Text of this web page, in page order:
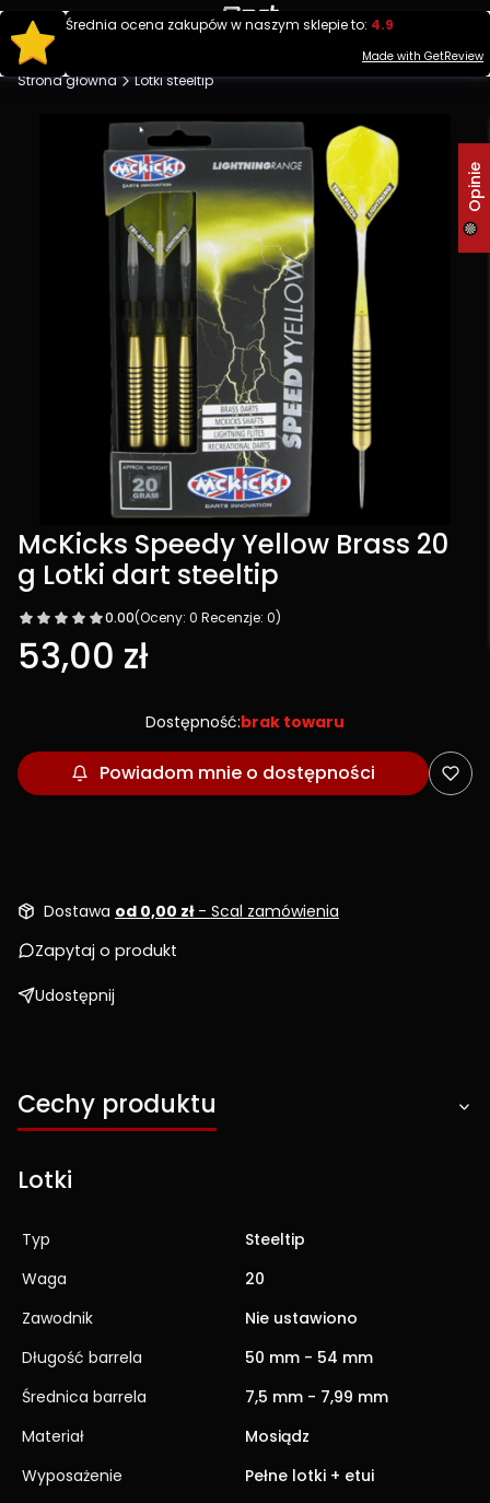
Strona główna Lotki steeltip
McKicks Speedy Yellow Brass 20
g Lotki dart steeltip
0.00(Oceny: 0 Recenzje: 0)
Cena
53,00 zł
Dostępność:brak towaru
Powiadom mnie o dostępności
Dostawa od 0,00 zł - Scal zamówienia
Zapytaj o produkt
Udostępnij
Cechy produktu
Lotki
Typ
Steeltip
Waga
20
Zawodnik
Nie ustawiono
Długość barrela
50 mm - 54 mm
Średnica barrela
7,5 mm - 7,99 mm
Materiał
Mosiądz
Wyposażenie
Pełne lotki + etui
Opinie
Średnia ocena zakupów w naszym sklepie to: 4.9
Made with GetReview